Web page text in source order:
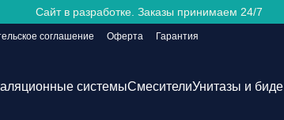
Сайт в разработке. Заказы принимаем 24/7
соглашение Оферта
Гарантия
системыСмесителиУнитазы и биде